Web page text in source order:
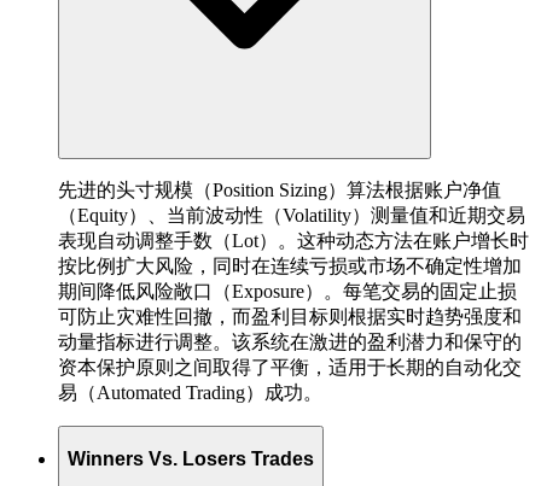
先进的头寸规模（Position Sizing）算法根据账户净值
（Equity）、当前波动性（Volatility）测量值和近期交易
表现自动调整手数（Lot）。这种动态方法在账户增长时
按比例扩大风险，同时在连续亏损或市场不确定性增加
期间降低风险敞口（Exposure）。每笔交易的固定止损
可防止灾难性回撤，而盈利目标则根据实时趋势强度和
动量指标进行调整。该系统在激进的盈利潜力和保守的
资本保护原则之间取得了平衡，适用于长期的自动化交
易（Automated Trading）成功。
Winners Vs. Losers Trades